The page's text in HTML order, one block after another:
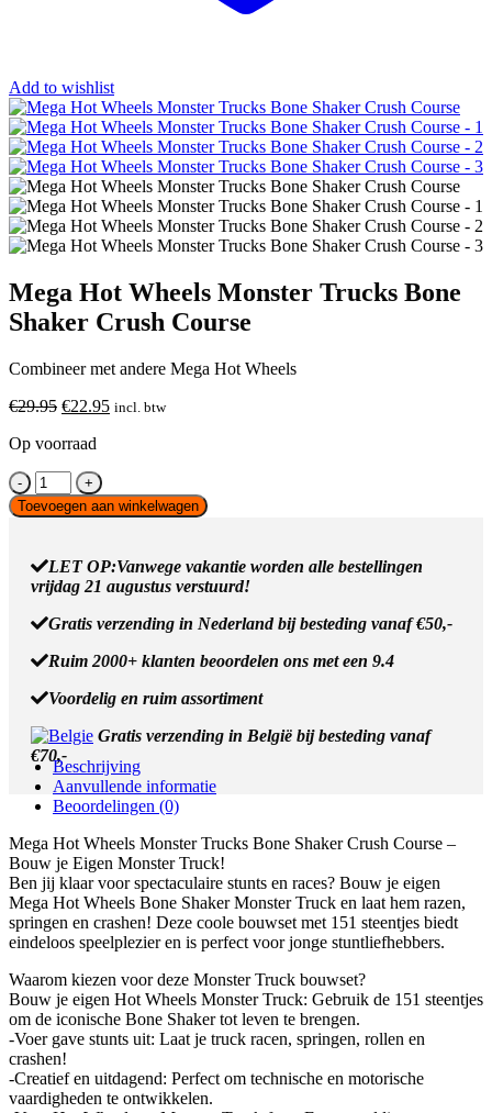
Add to wishlist
Mega Hot Wheels Monster Trucks Bone
Shaker Crush Course
Combineer met andere Mega Hot Wheels
€29.95 Oorspronkelijke
was:
€22.95Huidige
incl. btw
Op voorraad
Mega
Hot
Wheels
Trucks
Bone
Shaker
Crush
aantal
Toevoegen aan winkelwagen
LET OP:Vanwege vakantie worden alle bestellingen
vrijdag 21 augustus verstuurd!
Gratis verzending in Nederland bij besteding vanaf €50,-
Ruim 2000+ klanten beoordelen ons met een 9.4
Voordelig en ruim assortiment
Gratis verzending in België bij besteding vanaf
€70,-
Beschrijving
Aanvullende informatie
Beoordelingen (0)
Mega Hot Wheels Monster Trucks Bone Shaker Crush Course –
Bouw je Eigen Monster Truck!
Ben jij klaar voor spectaculaire stunts en races? Bouw je eigen
Mega Hot Wheels Bone Shaker Monster Truck en laat hem razen,
springen en crashen! Deze coole bouwset met 151 steentjes biedt
eindeloos speelplezier en is perfect voor jonge stuntliefhebbers.
Waarom kiezen voor deze Monster Truck bouwset?
Bouw je eigen Hot Wheels Monster Truck: Gebruik de 151 steentjes
om de iconische Bone Shaker tot leven te brengen.
-Voer gave stunts uit: Laat je truck racen, springen, rollen en
crashen!
-Creatief en uitdagend: Perfect om technische en motorische
vaardigheden te ontwikkelen.